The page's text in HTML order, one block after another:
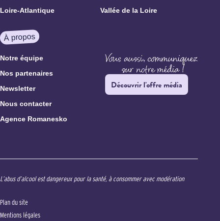
Loire-Atlantique
Vallée de la Loire
À propos
Notre équipe
Nos partenaires
Newsletter
Nous contacter
Agence Romanesko
Découvrir l'offre média
L’abus d’alcool est dangereux pour la santé, à consommer avec modération
Plan du site
Mentions légales